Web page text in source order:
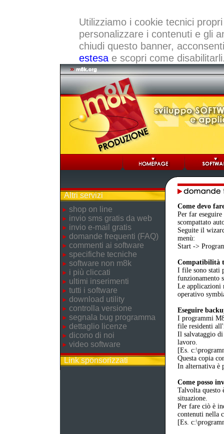
Utilizziamo i cookie tecnici
personalizzare i contenuti e gli
chiudi questo banner,
estesae scopri come
Altri servizi
shop on line
invio sms gratis da web
invio e-mail gratis
domande frequenti (FAQ)
commenti ai software
specifiche tecniche
software non m8k
i più cliccati
ultimi inserimenti
tutti i software
download utility
controlla versione
segnala bug programma
dettaglio licenze
dicono di noi
video software
Link sponsorizzati
Come devo
Per far
scompattato
Seguite il
menù:
Start ->
Compatibilità
I file sono stati
funzionamento
Le applicazioni
operativo
Eseguire
I programmi
file residenti
Il salvataggio
lavoro.
[Es.
Questa copia
In alternativa è
Come posso
Talvolta questo
situazione.
Per fare ciò è
contenuti nella
[Es.